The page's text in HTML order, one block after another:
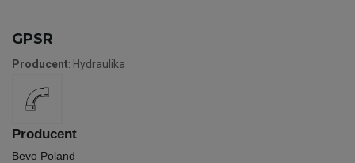
GPSR
Producent: Hydraulika
Producent
Bevo Poland